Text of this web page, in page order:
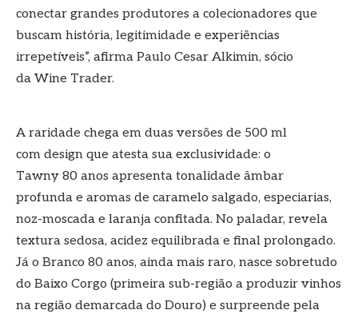
conectar grandes produtores a colecionadores que
buscam história, legitimidade e experiências
irrepetíveis”, afirma Paulo Cesar Alkimin, sócio
da Wine Trader.
A raridade chega em duas versões de 500 ml
com design que atesta sua exclusividade: o
Tawny 80 anos apresenta tonalidade âmbar
profunda e aromas de caramelo salgado, especiarias,
noz-moscada e laranja confitada. No paladar, revela
textura sedosa, acidez equilibrada e final prolongado.
Já o Branco 80 anos, ainda mais raro, nasce sobretudo
do Baixo Corgo (primeira sub-região a produzir vinhos
na região demarcada do Douro) e surpreende pela